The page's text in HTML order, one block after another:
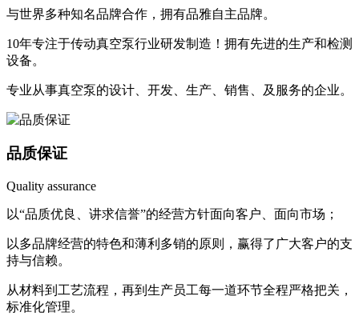
与世界多种知名品牌合作，拥有品雅自主品牌。
10年专注于传动真空泵行业研发制造！拥有先进的生产和检测
设备。
专业从事真空泵的设计、开发、生产、销售、及服务的企业。
品质保证
Quality assurance
以“品质优良、讲求信誉”的经营方针面向客户、面向市场；
以多品牌经营的特色和薄利多销的原则，赢得了广大客户的支
持与信赖。
从材料到工艺流程，再到生产员工每一道环节全程严格把关，
标准化管理。